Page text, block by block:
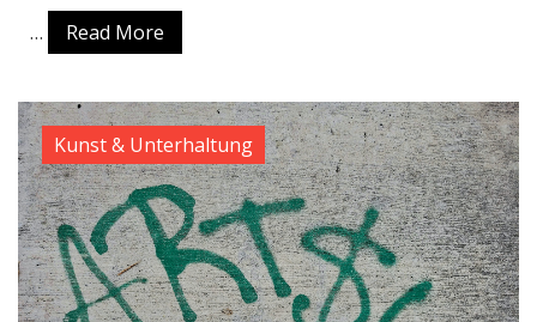
…
Read More
Kunst & Unterhaltung